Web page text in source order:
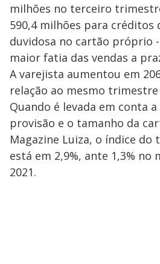
milhões no terceiro
590,4 milhões para créditos
duvidosa no cartão próprio
maior fatia das vendas a
A varejista aumentou em
relação ao mesmo
Quando é levada em conta
provisão e o tamanho da
Magazine Luiza, o índice
está em 2,9%, ante 1,3% no
2021.